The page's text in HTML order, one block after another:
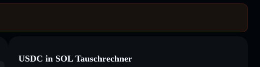
USDC in SOL Tauschrechner